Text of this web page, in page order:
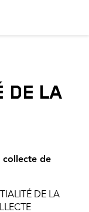
DE LA
collecte de
DE LA